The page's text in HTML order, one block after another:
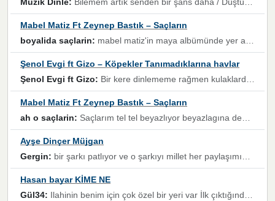
Mabel Matiz Ft Zeynep Bastık – Saçların
boyalida saçlarin: mabel matiz'in maya albümünde yer alan güzellerden. parça da şarkı hani! müzikal altyapısına vurulduğum, sözlerinde kaybolduğum bir parça olmuş.
Şenol Evgi ft Gizo – Köpekler Tanımadıklarına havlar
Şenol Evgi ft Gizo: Bir kere dinlememe rağmen kulaklardan gitmiyor sen sen sen sen kurban ol sen sen sen sen hayran ol yükses ses müzik dinleme sebebisiniz canlar bomba gibi patladınız maşallah
Mabel Matiz Ft Zeynep Bastık – Saçların
ah o saçlarin: Saçlarım tel tel beyazlıyor beyazlagına degil yanımda sen yoksun ona üzülüyorum günler bir bir geçiyor geçen günlere değil sensiz geçen günlere darılıyorum,Dinledikce asla kavusamayacagim ama asla unutamicagim sevdiğim adam için yanar içim
Ayşe Dinçer Müjgan
Gergin: bir şarkı patlıyor ve o şarkıyı millet her paylaşımın altına koyuyor ve öyle bir durum hal alıyor ki şarkıyı dinlemeden şarkıdan bikıyorsun Ama bu enteresan bir şekilde dillere dolanıyor millet olarak seviyoruz dertlerle boğuşurken bir yandan da göbek atmayi))) diyeceklerim bu kadar güzel hoş bir sayfa emeğinize sağlık arkadaşlar kolay gelsin
Hasan bayar KİME NE
Gül34: Ilahinin benim için çok özel bir yeri var İlk çıktığında komşum ne kadar yüksek sesle dinliyorsa orada duymuştum ve YouTube'dan aratıp Bu ilahiyi bulmuştum ve sonra müdavimi oldum günlük Ben de 3-5 kere dinleyip ezberleyip artık ilahiye bende eşlik ediyorum yüksek sesle Allah razı olsun hizmet nimettir Rabbim sizin zahmetlerinize de hayırlı nimetler versin Selam ve dua ile Allah'a emanet olun